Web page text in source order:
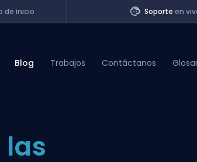
de inicio Soporteen
Blog Trabajos Contáctanos
las